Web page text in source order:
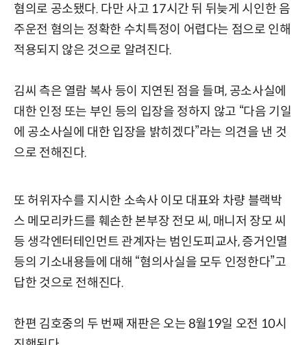
혐의로 공소됐다. 다만 사고 17시간 뒤 뒤늦게 시인한 음
주운전 혐의는 정확한 수치특정이 어렵다는 점으로 인해
적용되지 않은 것으로 알려진다.
김씨 측은 열람 복사 등이 지연된 점을 들며, 공소사실에
대한 인정 또는 부인 등의 입장을 정하지 않고 “다음 기일
에 공소사실에 대한 입장을 밝히겠다”라는 의견을 낸 것
으로 전해진다.
또 허위자수를 지시한 소속사 이모 대표와 차량 블랙박
스 메모리카드를 훼손한 본부장 전모 씨, 매니저 장모 씨
등 생각엔터테인먼트 관계자는 범인도피교사, 증거인멸
등의 기소내용들에 대해 “혐의사실을 모두 인정한다”고
답한 것으로 전해진다.
한편 김호중의 두 번째 재판은 오는 8월19일 오전 10시